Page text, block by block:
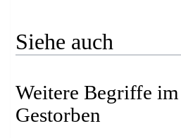
Siehe auch
Weitere Begriffe